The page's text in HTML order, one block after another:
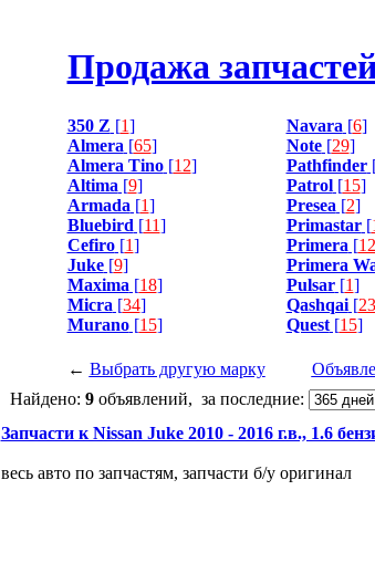
Продажа
350 Z [1]
Almera [65]
Almera Tino[12]
Altima [9]
Armada [1]
Bluebird [11]
Cefiro[1]
Juke[9]
Maxima [18]
Micra [34]
Murano[15]
Navara [6]
Note[29]
Pathfinder
Patrol[15]
Presea [2]
Primastar[
Primera [
Primera
Pulsar[1]
Qashqai[23
Quest[15]
← Выбрать другую марку
Найдено: 9 объявлений, за последние:
Запчасти к Nissan Juke 2010 - 2016 г.в., 1.6
весь авто по запчастям, запчасти б/у оригинал